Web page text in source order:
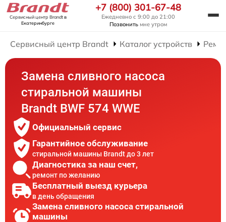
Сервисный центр Brandtв
Екатеринбурге
+7 (800) 301-67-48
Ежедневно с 9:00 до 21:00
Позвонить мне утром
Сервисный центр Brandt Каталог устройств
Замена сливного насоса
стиральной машины
Brandt BWF 574 WWE
Официальный сервис
Гарантийное обслуживание
стиральной машины Brandt до 3 лет
Диагностика за наш счет,
ремонт по желанию
Бесплатный выезд курьера
в день обращения
Замена сливного насоса стиральной
машины